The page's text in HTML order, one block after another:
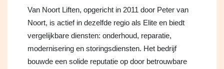
Van Noort Liften, opgericht in 2011 door Peter van
Noort, is actief in dezelfde regio als Elite en biedt
vergelijkbare diensten: onderhoud, reparatie,
modernisering en storingsdiensten. Het bedrijf
bouwde een solide reputatie op door betrouwbare